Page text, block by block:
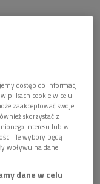
dostęp do informacji
plikach cookie w celu
zaakceptować swoje
skorzystać z
interesu lub w
Te wybory będą
wpływu na dane
dane w celu